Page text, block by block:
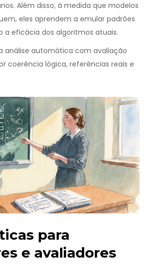
Além disso, à medida que modelos
eles aprendem a emular padrões
a eficácia dos algoritmos atuais.
análise automática com avaliação
coerência lógica, referências reais e
para
e avaliadores